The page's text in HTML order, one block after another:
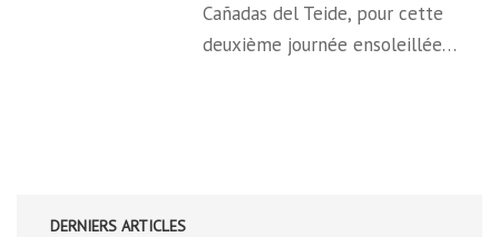
Cañadas del Teide, pour cette
deuxième journée ensoleillée…
DERNIERS ARTICLES